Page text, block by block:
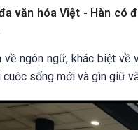
văn hóa Việt - Hàn
ngôn ngữ, khác biệt về
sống mới và gìn giữ